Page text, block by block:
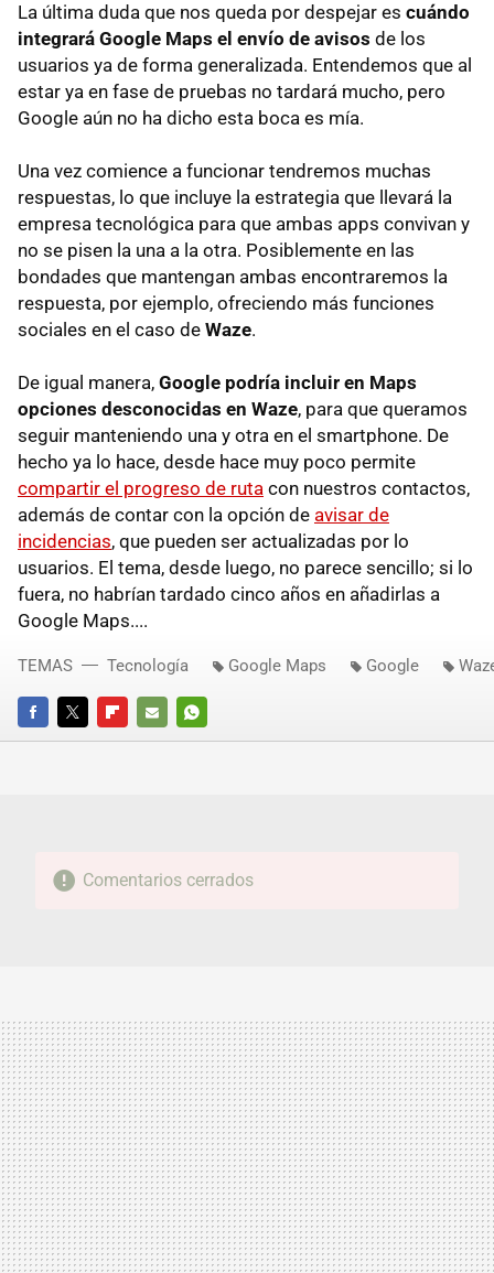
La última duda que nos queda por despejar es cuándo
integrará Google Maps el envío de avisos de los
usuarios ya de forma generalizada. Entendemos que al
estar ya en fase de pruebas no tardará mucho, pero
Google aún no ha dicho esta boca es mía.
Una vez comience a funcionar tendremos muchas
respuestas, lo que incluye la estrategia que llevará la
empresa tecnológica para que ambas apps convivan y
no se pisen la una a la otra. Posiblemente en las
bondades que mantengan ambas encontraremos la
respuesta, por ejemplo, ofreciendo más funciones
sociales en el caso de Waze.
De igual manera, Google podría incluir en Maps
opciones desconocidas en Waze, para que queramos
seguir manteniendo una y otra en el smartphone. De
hecho ya lo hace, desde hace muy poco permite
compartir el progreso de ruta con nuestros contactos,
además de contar con la opción de avisar de
incidencias, que pueden ser actualizadas por lo
usuarios. El tema, desde luego, no parece sencillo; si lo
fuera, no habrían tardado cinco años en añadirlas a
Google Maps....
FACEBOOKTWITTERFLIPBOARD
E-
WHATSAPP
TEMAS Tecnología Google Maps Google
Comentarios cerrados